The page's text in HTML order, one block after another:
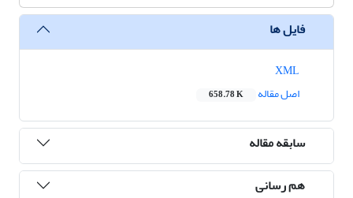
فایل ها
اصل مقاله
658.78 K
سابقه مقاله
هم رسانی